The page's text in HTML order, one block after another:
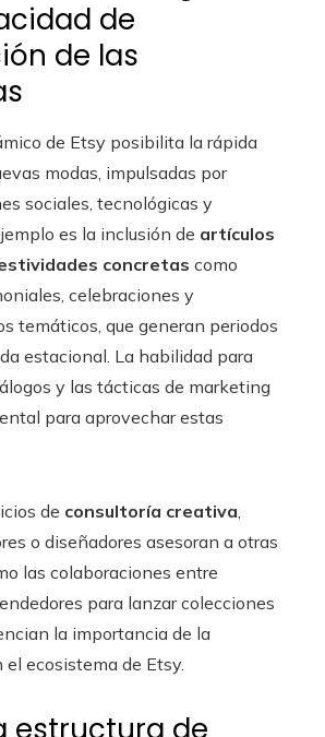
de
de las
de Etsy posibilita la rápida
modas, impulsadas por
sociales, tecnológicas y
es la inclusión de artículos
concretas como
celebraciones y
temáticos, que generan periodos
estacional. La habilidad para
y las tácticas de marketing
para aprovechar estas
de consultoría creativa,
o diseñadores asesoran a otras
las colaboraciones entre
para lanzar colecciones
la importancia de la
ecosistema de Etsy.